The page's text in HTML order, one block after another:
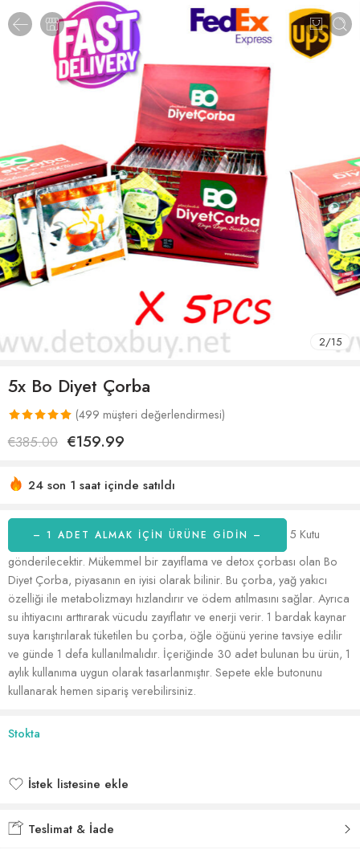
3/15
5x Bo Diyet Çorba
497
müşteri
üzerinden
aldı
(499 müşteri değerlendirmesi)
€385.00 €159.99
24 son 1 saat içinde satıldı
var
– 1 ADET ALMAK IÇIN ÜRÜNE GİDİN –
5 Kutu
gönderilecektir. Mükemmel bir zayıflama ve detox çorbası olan Bo
Diyet Çorba, piyasanın en iyisi olarak bilinir. Bu çorba, yağ yakıcı
özelliği ile metabolizmayı hızlandırır ve ödem atılmasını sağlar. Ayrıca
su ihtiyacını arttırarak vücudu zayıflatır ve enerji verir. 1 bardak kaynar
suya karıştırılarak tüketilen bu çorba, öğle öğünü yerine tavsiye edilir
ve günde 1 defa kullanılmalıdır. İçeriğinde 30 adet bulunan bu ürün, 1
aylık kullanıma uygun olarak tasarlanmıştır. Sepete ekle butonunu
kullanarak hemen sipariş verebilirsiniz.
Stokta
İstek listesine ekle
Teslimat & İade